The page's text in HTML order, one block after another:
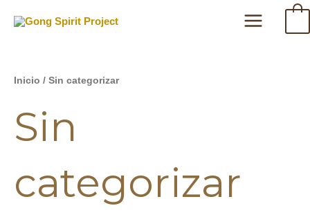
Main
Inicio / Sin categorizar
Sin
categorizar